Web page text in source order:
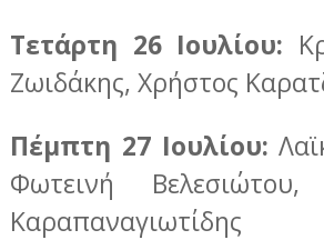
Τετάρτη 26 Ιουλίου:
Ζωιδάκης, Χρήστος
Πέμπτη 27 Ιουλίου:
Φωτεινή
Καραπαναγιωτίδης